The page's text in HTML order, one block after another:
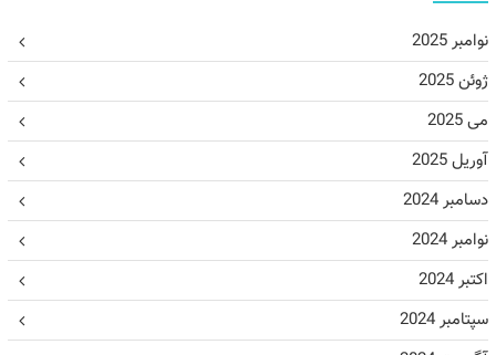
نوامبر 2025
ژوئن 2025
می 2025
آوریل 2025
دسامبر 2024
نوامبر 2024
اکتبر 2024
سپتامبر 2024